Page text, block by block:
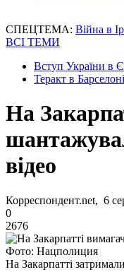
СПЕЦТЕМА: Війна в
ВСІ ТЕМИ
Вступ України в
Теракт в Барселоні
На
відео
Корреспондент.net, 6
0
2676
Фото: Нацполиция
На Закарпатті